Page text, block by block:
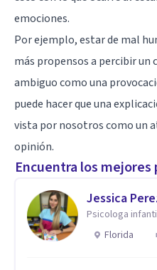
emociones.
Por ejemplo, estar de mal
más propensos a percibir
ambiguo como una
puede hacer que una
vista por nosotros como un
opinión.
Encuentra los
Jessica
Psicologa
Florida